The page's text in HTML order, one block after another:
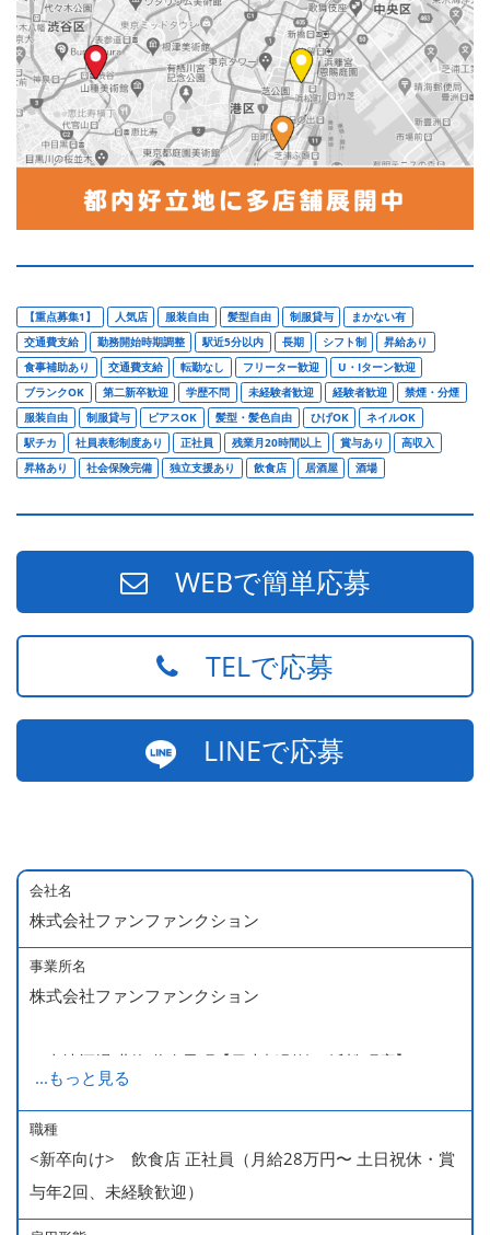
【重点募集1】 人気店 服装自由 髪型自由 制服貸与
まかない有
交通費支給
勤務開始時期調整 駅近5分以内 長期 シフト制
昇給あり
食事補助あり
交通費支給 転勤なし フリーター歓迎
U・Iターン歓迎
ブランクOK
第二新卒歓迎 学歴不問 未経験者歓迎 経験者歓迎
禁煙・分煙
服装自由
制服貸与 ピアスOK 髪型・髪色自由 ひげOK
ネイルOK
駅チカ
社員表彰制度あり 正社員 残業月20時間以上 賞与あり
高収入
昇格あり
社会保険完備 独立支援あり 飲食店 居酒屋 酒場
WEBで簡単応募
TELで応募
LINEで応募
会社名
株式会社ファンファンクション
事業所名
株式会社ファンファンクション
ご当地酒場 北海道八雲町【日本橋別館・浜松町店】
カキ酒場 北海道厚岸【日本橋本店】
牡蠣場 北海道厚岸【コレド室町店】
熟成魚場 福井県美浜町【日本橋本店】
土佐鴨 高知県芸西村【日本橋店】
ふもと赤鶏 佐賀県三瀬村【田町本店・丸の内店・西新宿
...もっと見る
職種
<新卒向け> 飲食店 正社員（月給28万円〜 土日祝休・賞
与年2回、未経験歓迎）